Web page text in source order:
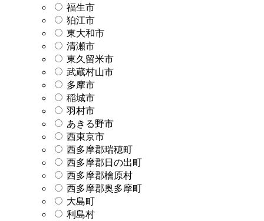
福生市
狛江市
東大和市
清瀬市
東久留米市
武蔵村山市
多摩市
稲城市
羽村市
あきる野市
西東京市
西多摩郡瑞穂町
西多摩郡日の出町
西多摩郡檜原村
西多摩郡奥多摩町
大島町
利島村